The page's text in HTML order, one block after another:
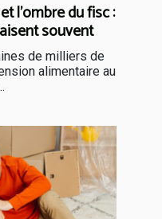
l’ombre du fisc :
souvent
de milliers de
alimentaire au